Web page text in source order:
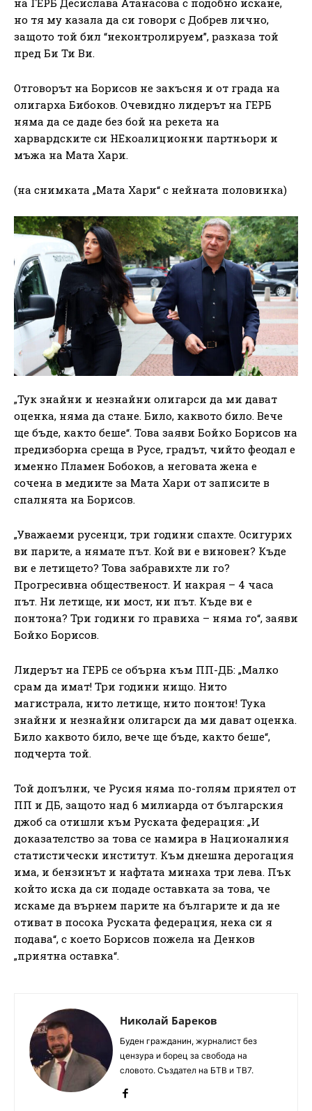
но тя му казала да си говори с Добрев лично,
защото той бил “неконтролируем”, разказа той
пред Би Ти Ви.
Отговорът на Борисов не закъсня и от града на
олигарха Бибоков. Очевидно лидерът на ГЕРБ
няма да се даде без бой на рекета на
харвардските си НЕкоалиционни партньори и
мъжа на Мата Хари.
(на снимката „Мата Хари“ с нейната половинка)
„Тук знайни и незнайни олигарси да ми дават
оценка, няма да стане. Било, каквото било. Вече
ще бъде, както беше“. Това заяви Бойко Борисов на
предизборна среща в Русе, градът, чийто феодал е
именно Пламен Бобоков, а неговата жена е
сочена в медиите за Мата Хари от записите в
спалнята на Борисов.
„Уважаеми русенци, три години спахте. Осигурих
ви парите, а нямате път. Кой ви е виновен? Къде
ви е летището? Това забравихте ли го?
Прогресивна общественост. И накрая – 4 часа
път. Ни летище, ни мост, ни път. Къде ви е
понтона? Три години го правиха – няма го“, заяви
Бойко Борисов.
Лидерът на ГЕРБ се обърна към ПП-ДБ: „Малко
срам да имат! Три години нищо. Нито
магистрала, нито летище, нито понтон! Тука
знайни и незнайни олигарси да ми дават оценка.
Било каквото било, вече ще бъде, както беше“,
подчерта той.
Той допълни, че Русия няма по-голям приятел от
ПП и ДБ, защото над 6 милиарда от българския
джоб са отишли към Руската федерация: „И
доказателство за това се намира в Националния
статистически институт. Към днешна дерогация
има, и бензинът и нафтата минаха три лева. Пък
който иска да си подаде оставката за това, че
искаме да върнем парите на българите и да не
отиват в посока Руската федерация, нека си я
подава“, с което Борисов пожела на Денков
„приятна оставка“.
Николай Бареков
Буден гражданин, журналист без
цензура и борец за свобода на
словото. Създател на БТВ и ТВ7.